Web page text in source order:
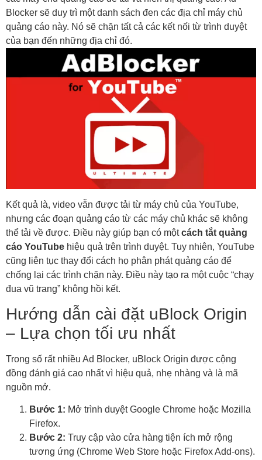
Blocker sẽ duy trì một danh sách đen các địa chỉ máy chủ
quảng cáo này. Nó sẽ chặn tất cả các kết nối từ trình duyệt
của bạn đến những địa chỉ đó.
Kết quả là, video vẫn được tải từ máy chủ của YouTube,
nhưng các đoạn quảng cáo từ các máy chủ khác sẽ không
thể tải về được. Điều này giúp bạn có mộtcách tắt quảng
cáo YouTube hiệu quả trên trình duyệt. Tuy nhiên, YouTube
cũng liên tục thay đổi cách họ phân phát quảng cáo để
chống lại các trình chặn này. Điều này tạo ra một cuộc “chạy
đua vũ trang” không hồi kết.
Hướng dẫn cài đặt uBlock Origin
– Lựa chọn tối ưu nhất
Trong số rất nhiều Ad Blocker, uBlock Origin được cộng
đồng đánh giá cao nhất vì hiệu quả, nhẹ nhàng và là mã
nguồn mở.
Bước 1: Mở trình duyệt Google Chrome hoặc Mozilla
Firefox.
Bước 2: Truy cập vào cửa hàng tiện ích mở rộng
tương ứng (Chrome Web Store hoặc Firefox Add-ons).